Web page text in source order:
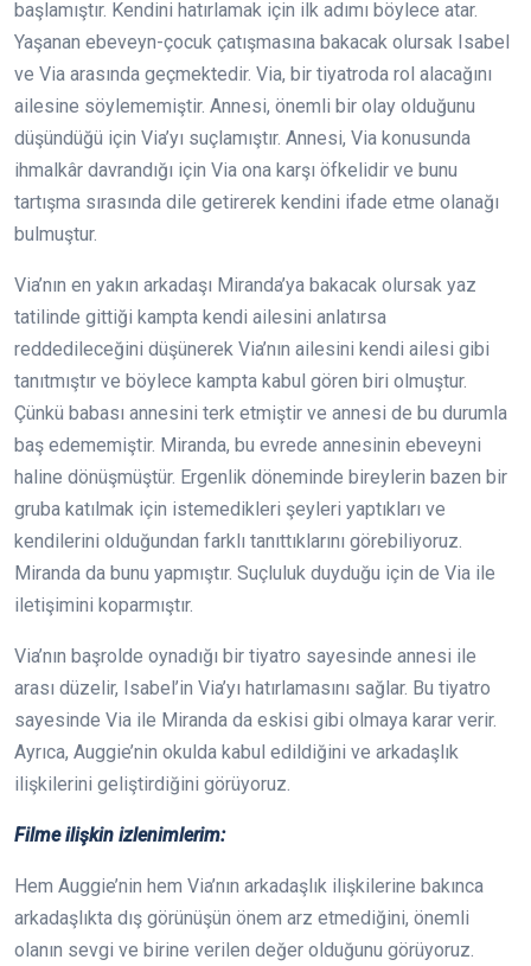
başlamıştır. Kendini hatırlamak için ilk adımı böylece atar.
Yaşanan ebeveyn-çocuk çatışmasına bakacak olursak Isabel
ve Via arasında geçmektedir. Via, bir tiyatroda rol alacağını
ailesine söylememiştir. Annesi, önemli bir olay olduğunu
düşündüğü için Via’yı suçlamıştır. Annesi, Via konusunda
ihmalkâr davrandığı için Via ona karşı öfkelidir ve bunu
tartışma sırasında dile getirerek kendini ifade etme olanağı
bulmuştur.
Via’nın en yakın arkadaşı Miranda’ya bakacak olursak yaz
tatilinde gittiği kampta kendi ailesini anlatırsa
reddedileceğini düşünerek Via’nın ailesini kendi ailesi gibi
tanıtmıştır ve böylece kampta kabul gören biri olmuştur.
Çünkü babası annesini terk etmiştir ve annesi de bu durumla
baş edememiştir. Miranda, bu evrede annesinin ebeveyni
haline dönüşmüştür. Ergenlik döneminde bireylerin bazen bir
gruba katılmak için istemedikleri şeyleri yaptıkları ve
kendilerini olduğundan farklı tanıttıklarını görebiliyoruz.
Miranda da bunu yapmıştır. Suçluluk duyduğu için de Via ile
iletişimini koparmıştır.
Via’nın başrolde oynadığı bir tiyatro sayesinde annesi ile
arası düzelir, Isabel’in Via’yı hatırlamasını sağlar. Bu tiyatro
sayesinde Via ile Miranda da eskisi gibi olmaya karar verir.
Ayrıca, Auggie’nin okulda kabul edildiğini ve arkadaşlık
ilişkilerini geliştirdiğini görüyoruz.
Filme ilişkin izlenimlerim:
Hem Auggie’nin hem Via’nın arkadaşlık ilişkilerine bakınca
arkadaşlıkta dış görünüşün önem arz etmediğini, önemli
olanın sevgi ve birine verilen değer olduğunu görüyoruz.